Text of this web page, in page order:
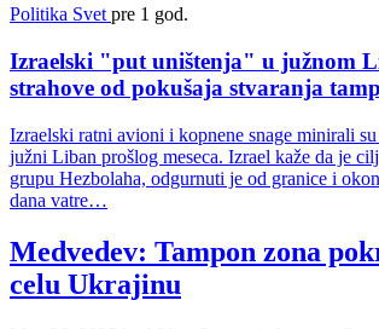
Politika Svet pre 1 god.
Izraelski "put uništenja" u južnom
strahove od pokušaja stvaranja
Izraelski ratni avioni i kopnene snage minirali
južni Liban prošlog meseca. Izrael kaže da je
grupu Hezbolaha, odgurnuti je od granice i
dana vatre…
Medvedev: Tampon zona
celu Ukrajinu